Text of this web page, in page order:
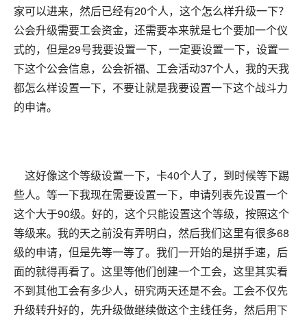
家可以进来，然后已经有20个人，这个怎么样升级一下？
公会升级需要工会资金，还需要本来就是七个要加一个仪
式的，但是29号我要设置一下，一定要设置一下，设置一
下这个公会信息，公会祈福、工会活动37个人，我的天我
都怎么样设置一下，不要让就是我要设置一下这个战斗力
的申请。
这好像这个等级设置一下，卡40个人了，到时候等下踢
些人。等一下我现在需要设置一下，申请列表先设置一个
这个大于90级。好的，这个只能设置这个等级，按照这个
等级来。我的天之前没有弄明白，然后我们这里有很多68
级的申请，但是先等一等了。我们一开始的是拼手速，后
面的就得再看了。这里等他们创建一个工会，这里其实看
不到其他工会有多少人，研究两天还是不会。工会不仅先
升级转升好的，先升级做继续做这个主线任务，然后用下